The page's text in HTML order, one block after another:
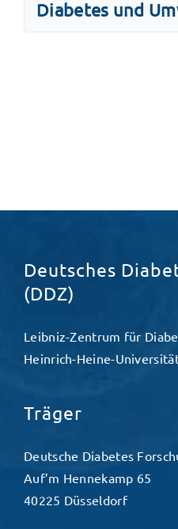
Diabetes und
Deutsches
(DDZ)
Leibniz-Zentrum für
Heinrich-Heine-
Träger
Deutsche Diabetes
Auf’m Hennekamp 65
40225 Düsseldorf